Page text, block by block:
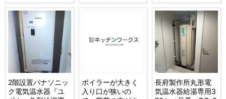
2階設置パナソニッ
ク電気温水器『ユ
ボイラーが大きく
入り口が狭いの
長府製作所丸形電
気温水器給湯専用3